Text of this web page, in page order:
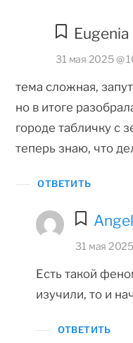
31 мая 2025 @
тема сложная,
но в итоге
городе табличку с
теперь знаю, что
ОТВЕТИТЬ
31 мая
Есть такой
изучили, то и
ОТВЕТИТЬ